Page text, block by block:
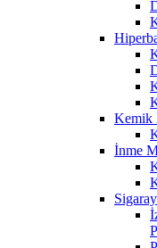
Kemik
İnme